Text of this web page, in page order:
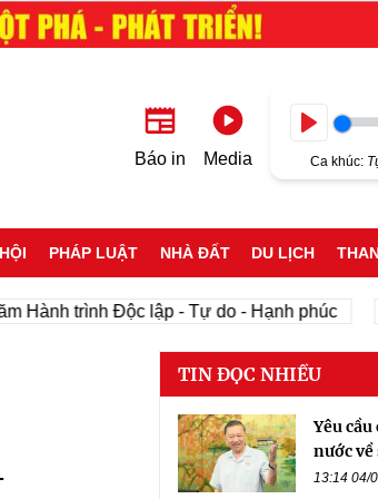
Báo in Media Ca khúc:
PHÁP LUẬT NHÀ ĐẤT DU LỊCH
Hành trình Độc lập - Tự do - Hạnh phúc
TIN ĐỌC NHIỀU
Yêu
nước về
13:14 04/